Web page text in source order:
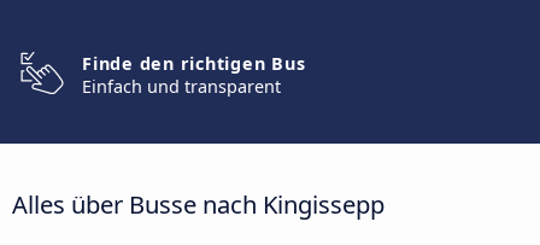
Finde den richtigen Bus
Einfach und transparent
Alles über Busse nach Kingissepp